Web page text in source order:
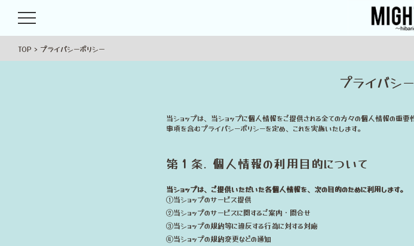
TOP プライバシーポリシー
プライバシ
当ショップは、当ショップに個人情報をご提供される全ての方々の個人情報の重
事項を含むプライバシーポリシーを定め、これを実施いたします。
第１条. 個人情報の利用目的について
当ショップは、ご提供いただいた各個人情報を、次の目的のために利用します。
①当ショップのサービス提供
②当ショップのサービスに関するご案内・問合せ
③当ショップの規約等に違反する行為に対する対応
④当ショップの規約変更などの通知